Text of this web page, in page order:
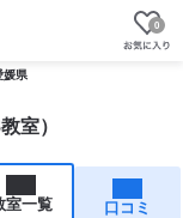
0
媛県
室）
室一覧 口コミ